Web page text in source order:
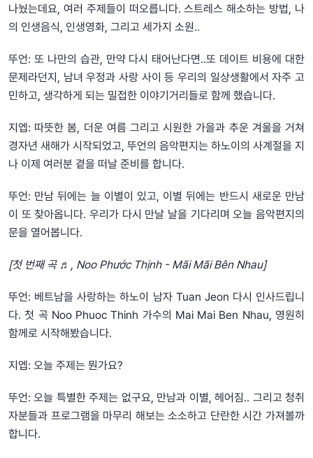
나눴는데요, 여러 주제들이 떠오릅니다. 스트레스 해소하는 방법, 나
의 인생음식, 인생영화, 그리고 세가지 소원..
뚜언: 또 나만의 습관, 만약 다시 태어난다면..또 데이트 비용에 대한
문제라던지, 남녀 우정과 사랑 사이 등 우리의 일상생활에서 자주 고
민하고, 생각하게 되는 밀접한 이야기거리들로 함께 했습니다.
지엡: 따뜻한 봄, 더운 여름 그리고 시원한 가을과 추운 겨울을 거쳐
경자년 새해가 시작되었고, 뚜언의 음악편지는 하노이의 사계절을 지
나 이제 여러분 곁을 떠날 준비를 합니다.
뚜언: 만남 뒤에는 늘 이별이 있고, 이별 뒤에는 반드시 새로운 만남
이 또 찾아옵니다. 우리가 다시 만날 날을 기다리며 오늘 음악편지의
문을 열어봅니다.
[첫 번째 곡 ♬, Noo Phước Thịnh - Mãi Mãi Bên Nhau]
뚜언: 베트남을 사랑하는 하노이 남자 Tuan Jeon 다시 인사드립니
다. 첫 곡 Noo Phuoc Thinh 가수의 Mai Mai Ben Nhau, 영원히
함께로 시작해봤습니다.
지엡: 오늘 주제는 뭔가요?
뚜언: 오늘 특별한 주제는 없구요, 만남과 이별, 헤어짐.. 그리고 청취
자분들과 프로그램을 마무리 해보는 소소하고 단란한 시간 가져볼까
합니다.